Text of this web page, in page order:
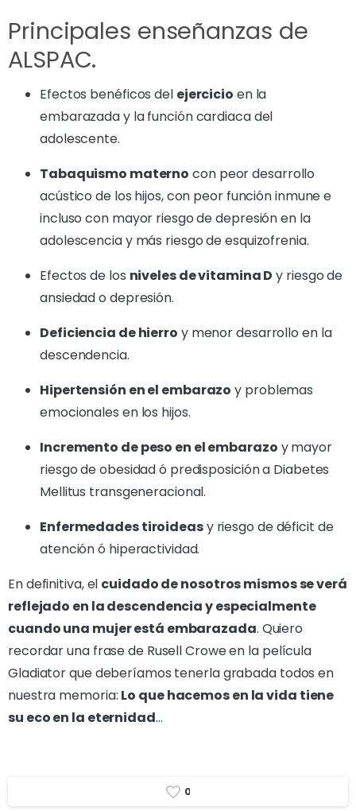
Principales enseñanzas de
ALSPAC.
Efectos benéficos del ejercicio en la
embarazada y la función cardiaca del
adolescente.
Tabaquismo materno con peor desarrollo
acústico de los hijos, con peor función inmune e
incluso con mayor riesgo de depresión en la
adolescencia y más riesgo de esquizofrenia.
Efectos de los niveles de vitamina D y riesgo de
ansiedad o depresión.
Deficiencia de hierro y menor desarrollo en la
descendencia.
Hipertensión en el embarazo y problemas
emocionales en los hijos.
Incremento de peso en el embarazo y mayor
riesgo de obesidad ó predisposición a Diabetes
Mellitus transgeneracional.
Enfermedades tiroideasy riesgo de déficit de
atención ó hiperactividad.
En definitiva, el cuidado de nosotros mismos se verá
reflejado en la descendencia y especialmente
cuando una mujer está embarazada. Quiero
recordar una frase de Rusell Crowe en la película
Gladiator que deberíamos tenerla grabada todos en
nuestra memoria: Lo que hacemos en la vida tiene
su eco en la eternidad…
0